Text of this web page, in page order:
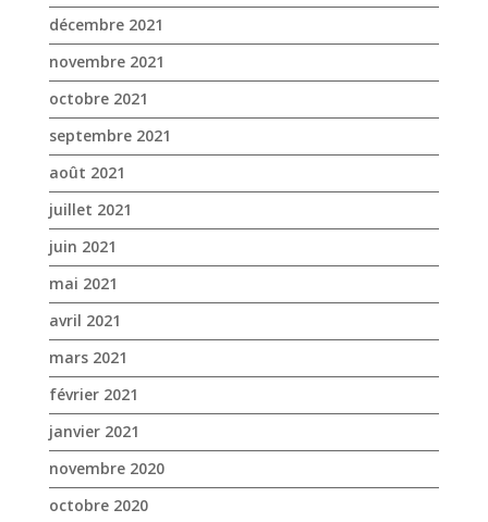
décembre 2021
novembre 2021
octobre 2021
septembre 2021
août 2021
juillet 2021
juin 2021
mai 2021
avril 2021
mars 2021
février 2021
janvier 2021
novembre 2020
octobre 2020